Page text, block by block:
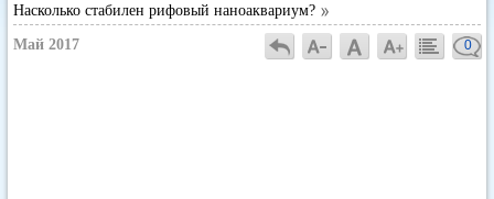
Насколько стабилен рифовый наноаквариум?
Май 2017 0